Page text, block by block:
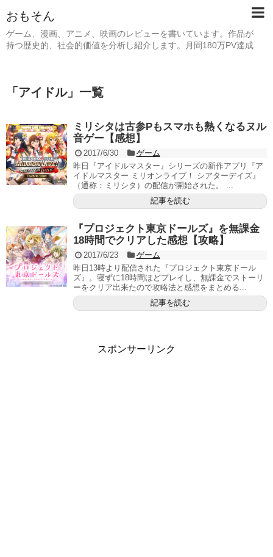
おもそん
ゲーム、漫画、アニメ、映画のレビューを書いています。作品が
持つ歴史的、社会的価値を分析し紹介します。月間180万PV達成
「 アイドル」 一覧
ミリシタは古参Pもスマホも熱くなるヌル
音ゲー【感想】
2017/6/30
ゲーム
昨日『アイドルマスター』シリーズの新作アプリ『ア
イドルマスター ミリオンライブ！ シアターデイズ』
（通称：ミリシタ）の配信が開始された。 ...
記事を読む
『プロジェクト東京ドールズ』を無課金
18時間でクリアした感想【攻略】
2017/6/23
ゲーム
昨日13時より配信された『プロジェクト東京ドール
ズ』。寝ずに18時間ほどプレイし、無課金でストーリ
ーをクリア出来たので攻略法と感想をまとめる...
記事を読む
スポンサーリンク